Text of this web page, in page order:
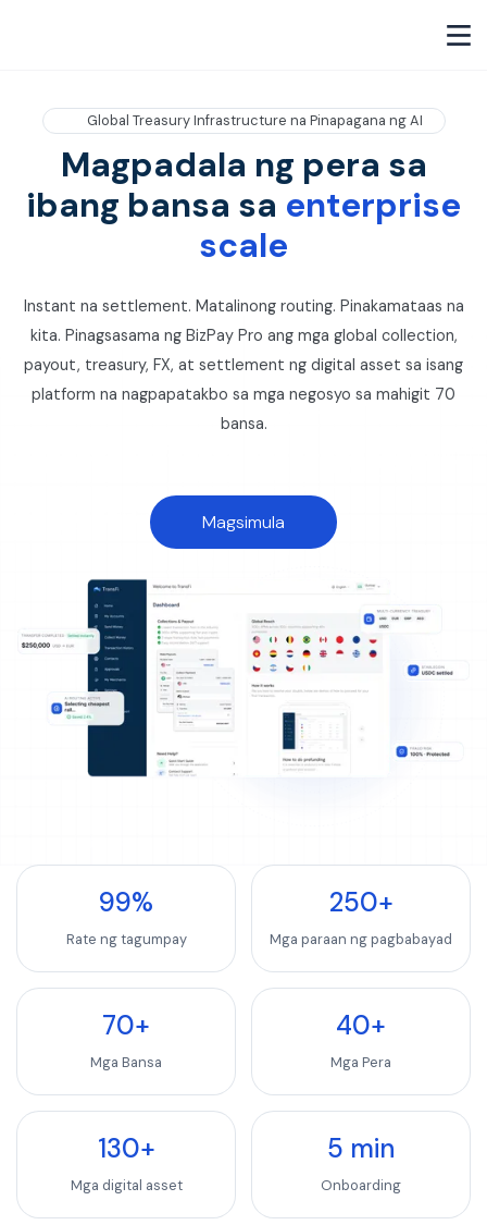
Global Treasury Infrastructure na Pinapagana ng AI
Magpadala ng pera sa
ibang bansa sa enterprise
scale
Instant na settlement. Matalinong routing. Pinakamataas na
kita. Pinagsasama ng BizPay Pro ang mga global collection,
payout, treasury, FX, at settlement ng digital asset sa isang
platform na nagpapatakbo sa mga negosyo sa mahigit 70
bansa.
Magsimula
99%
Rate ng tagumpay
250+
Mga paraan ng pagbabayad
70+
Mga Bansa
40+
Mga Pera
130+
Mga digital asset
5 min
Onboarding